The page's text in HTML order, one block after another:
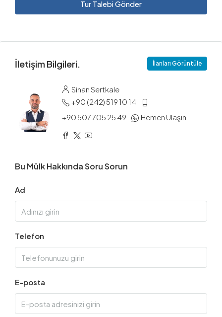
Tur Talebi Gönder
İletişim Bilgileri. İlanları Görüntüle
Sinan Sertkale
+90 (242) 519 10 14
+90 507 705 25 49
Hemen Ulaşın
Bu Mülk Hakkında Soru Sorun
Ad
Telefon
E-posta